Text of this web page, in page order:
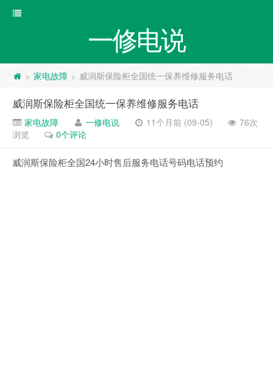
一修电说
> 家电故障 > 威润斯保险柜全国统一保养维修服务电话
威润斯保险柜全国统一保养维修服务电话
家电故障 一修电说 11个月前 (09-05)
76次
浏览
0个评论
威润斯保险柜全国24小时售后服务电话号码电话预约